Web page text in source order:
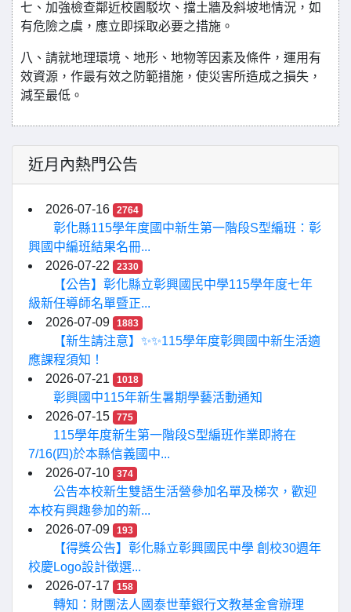
七、加強檢查鄰近校園駁坎、擋土牆及斜坡地情況，如
有危險之虞，應立即採取必要之措施。
八、請就地理環境、地形、地物等因素及條件，運用有
效資源，作最有效之防範措施，使災害所造成之損失，
減至最低。
近月內熱門公告
2026-07-16 2764
彰化縣115學年度國中新生第一階段S型編班：彰
興國中編班結果名冊...
2026-07-22
2330
【公告】彰化縣立彰興國民中學115學年度七年
級新任導師名單暨正...
2026-07-09
1883
【新生請注意】✨✨115學年度彰興國中新生活適
應課程須知！
2026-07-21
1018
彰興國中115年新生暑期學藝活動通知
2026-07-15
775
115學年度新生第一階段S型編班作業即將在
7/16(四)於本縣信義國中...
2026-07-10
374
公告本校新生雙語生活營參加名單及梯次，歡迎
本校有興趣參加的新...
2026-07-09
193
【得獎公告】彰化縣立彰興國民中學 創校30週年
校慶Logo設計徵選...
2026-07-17
158
轉知：財團法人國泰世華銀行文教基金會辦理